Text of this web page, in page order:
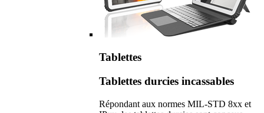
Tablettes
Tablettes durcies incassables
Répondant aux normes MIL-STD 8xx et